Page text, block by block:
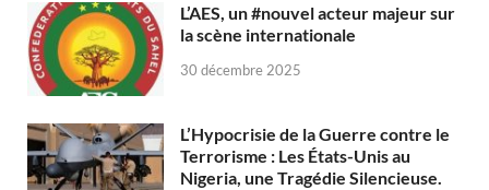
L’AES, un #nouvel acteur majeur sur
la scène internationale
30 décembre 2025
L’Hypocrisie de la Guerre contre le
Terrorisme : Les États-Unis au
Nigeria, une Tragédie Silencieuse.